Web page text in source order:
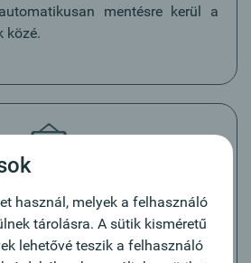
mentésre kerül a
közé.
postafiók
dokumentumok modern
nem csupán gyorsabb, de
használ, melyek a felhasználó
tárolásra. A sütik kisméretű
lehetővé teszik a felhasználó